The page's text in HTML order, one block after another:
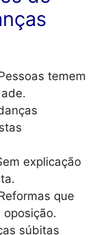
temem
explicação
que
súbitas